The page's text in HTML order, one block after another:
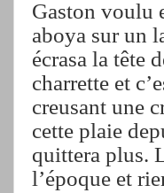
Gaston voulu
aboya sur un
écrasa la tête
charrette et
creusant une
cette plaie
quittera plus.
l’époque et